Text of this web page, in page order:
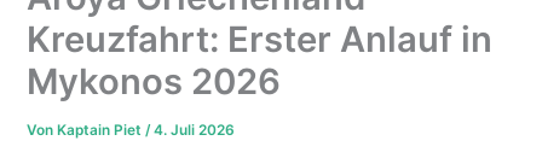
Kreuzfahrt: Erster Anlauf in
Mykonos 2026
Von Kaptain Piet/4. Juli 2026